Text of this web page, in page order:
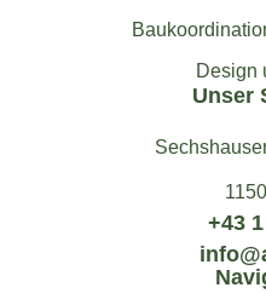
Design
Unser
+43